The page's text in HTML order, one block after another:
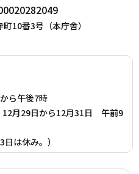
10番3号（本庁舎）
ら午後7時
12月29日から12月31日 午前9
は休み。）